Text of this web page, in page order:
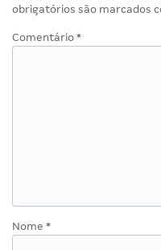
obrigatórios são marcados
Comentário *
Nome *